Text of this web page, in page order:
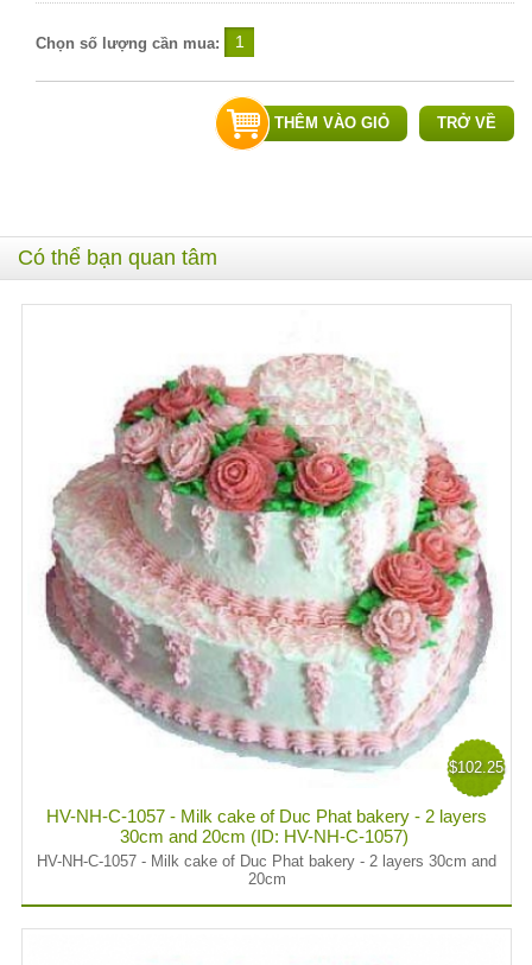
Chọn số lượng cần mua:
TRỞ VỀ
THÊM VÀO GIỎ
Có thể bạn quan tâm
$102.25
HV-NH-C-1057 - Milk cake of Duc Phat bakery - 2 layers
30cm and 20cm (ID: HV-NH-C-1057)
HV-NH-C-1057 - Milk cake of Duc Phat bakery - 2 layers 30cm and
20cm